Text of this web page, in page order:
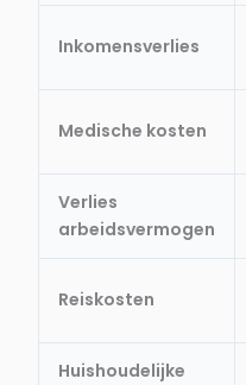
Inkomensverlies
Medische kosten
Verlies
arbeidsvermogen
Reiskosten
Huishoudelijke